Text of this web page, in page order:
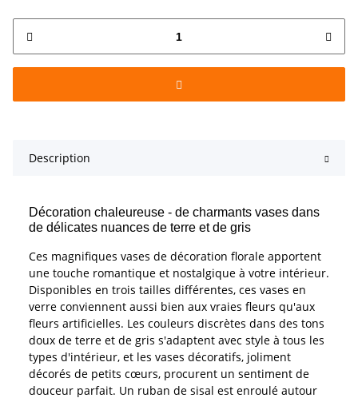
Description
Décoration chaleureuse - de charmants vases dans
de délicates nuances de terre et de gris
Ces magnifiques vases de décoration florale apportent
une touche romantique et nostalgique à votre intérieur.
Disponibles en trois tailles différentes, ces vases en
verre conviennent aussi bien aux vraies fleurs qu'aux
fleurs artificielles. Les couleurs discrètes dans des tons
doux de terre et de gris s'adaptent avec style à tous les
types d'intérieur, et les vases décoratifs, joliment
décorés de petits cœurs, procurent un sentiment de
douceur parfait. Un ruban de sisal est enroulé autour